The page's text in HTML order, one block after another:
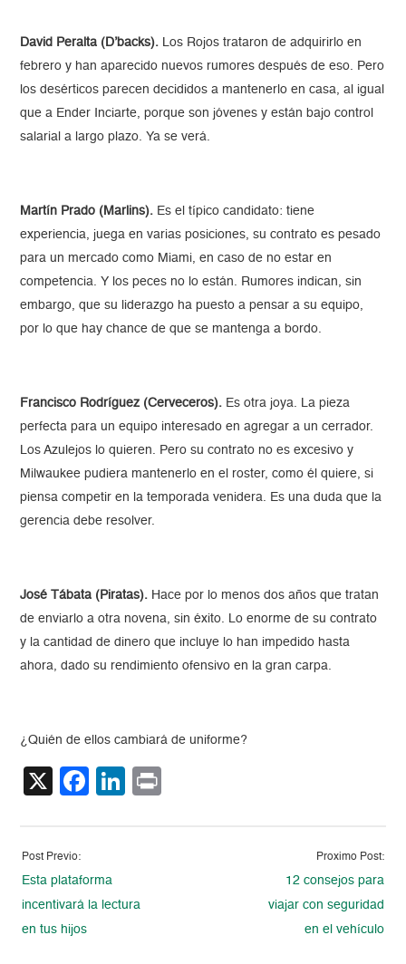
David Peralta (D’backs). Los Rojos trataron de adquirirlo en
febrero y han aparecido nuevos rumores después de eso. Pero
los desérticos parecen decididos a mantenerlo en casa, al igual
que a Ender Inciarte, porque son jóvenes y están bajo control
salarial a largo plazo. Ya se verá.
Martín Prado (Marlins). Es el típico candidato: tiene
experiencia, juega en varias posiciones, su contrato es pesado
para un mercado como Miami, en caso de no estar en
competencia. Y los peces no lo están. Rumores indican, sin
embargo, que su liderazgo ha puesto a pensar a su equipo,
por lo que hay chance de que se mantenga a bordo.
Francisco Rodríguez (Cerveceros). Es otra joya. La pieza
perfecta para un equipo interesado en agregar a un cerrador.
Los Azulejos lo quieren. Pero su contrato no es excesivo y
Milwaukee pudiera mantenerlo en el roster, como él quiere, si
piensa competir en la temporada venidera. Es una duda que la
gerencia debe resolver.
José Tábata (Piratas). Hace por lo menos dos años que tratan
de enviarlo a otra novena, sin éxito. Lo enorme de su contrato
y la cantidad de dinero que incluye lo han impedido hasta
ahora, dado su rendimiento ofensivo en la gran carpa.
¿Quién de ellos cambiará de uniforme?
X Facebook
LinkedIn
Post Previo:
Esta plataforma
incentivará la lectura
en tus hijos
Proximo Post:
12 consejos para
viajar con seguridad
en el vehículo